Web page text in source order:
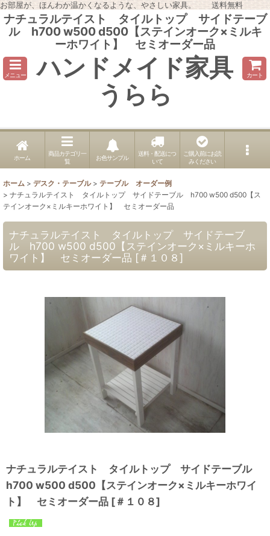
お部屋が、ほんわか温かくなるような、やさしい家具。 送料無料
ナチュラルテイスト タイルトップ サイドテーブ
ル h700 w500 d500【ステインオーク×ミルキ
ーホワイト】 セミオーダー品
メニュー ハンドメイド家具
うらら
カート
ホーム
商品カテゴリ一
覧
お色サンプル
送料・配送につ
いて
ご購入前にお読
みください
ホーム > デスク・テーブル > テーブル オーダー例
> ナチュラルテイスト タイルトップ サイドテーブル h700 w500 d500【ス
テインオーク×ミルキーホワイト】 セミオーダー品
ナチュラルテイスト タイルトップ サイドテーブ
ル h700 w500 d500【ステインオーク×ミルキーホ
ワイト】 セミオーダー品 [＃１０８]
ナチュラルテイスト タイルトップ サイドテーブル
h700 w500 d500【ステインオーク×ミルキーホワイ
ト】 セミオーダー品 [＃１０８]